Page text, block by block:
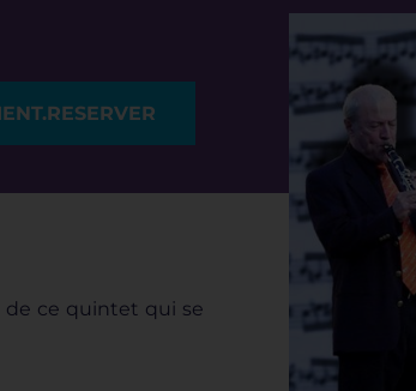
de ce quintet qui se